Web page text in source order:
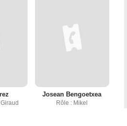
Josean Bengoetxea
Rôle : Mikel